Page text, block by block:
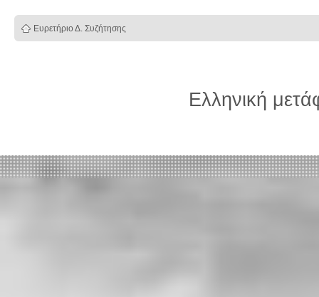
Ευρετήριο Δ. Συζήτησης
Ελληνική